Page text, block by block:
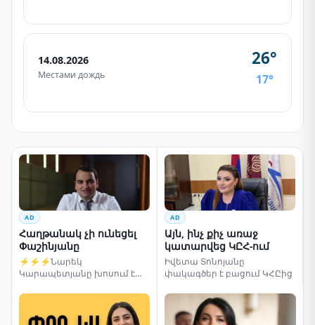
14.08.2026
Местами дождь
26°
17°
AD
Հաղթանակ չի ունեցել
Փաշինյանը
⚡⚡⚡Նարեկ
Կարապետյանը խոսում է
AD
Այն, ինչ քիչ առաջ
կատարվեց ԿԸՀ-ում
Իվետա Տոնոյանը
փակագծեր է բացում ԿՀԸից